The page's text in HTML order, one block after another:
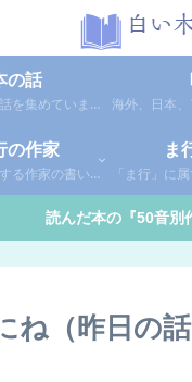
の話
本にまつわる話を集めています。1年間に読んだ本の総括や、本に関する話題など。
の作家
「は行」に属する作家の書いた本の感想です。さらに「は」「ひ」「ふ」「へ」「ほ」に分類していあります。お好きな作家の作品を探してみてください。
ま
読んだ本の『50音別
（昨日の話